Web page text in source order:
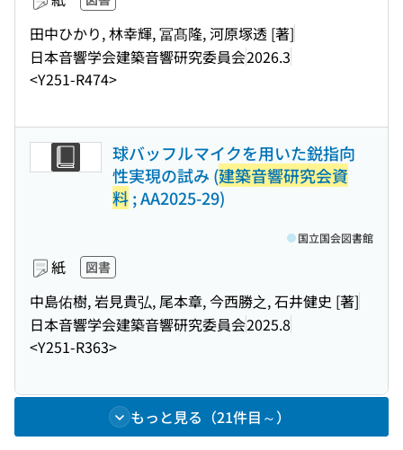
田中ひかり, 林幸輝, 冨髙隆, 河原塚透 [著]
日本音響学会建築音響研究委員会2026.3
<Y251-R474>
球バッフルマイクを用いた鋭指向
性実現の試み (建築音響研究会資
料; AA2025-29)
紙 図書
中島佑樹, 岩見貴弘, 尾本章, 今西勝之, 石井健史 [著]
日本音響学会建築音響研究委員会2025.8
<Y251-R363>
国立国会図書館
もっと見る（21件目～）